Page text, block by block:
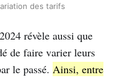
des tarifs
révèle aussi que
de faire varier leurs
le passé. Ainsi, entre